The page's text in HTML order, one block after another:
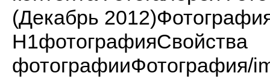
(Декабрь
H1фотографияСвойства
фотографииФотография/